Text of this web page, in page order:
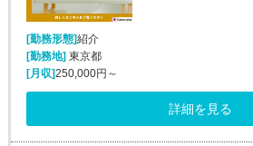
[勤務形態]紹介
[勤務地]東京都
[月収]250,000円～
詳細を見る